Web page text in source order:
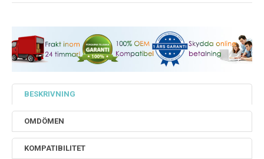
BESKRIVNING
OMDÖMEN
KOMPATIBILITET